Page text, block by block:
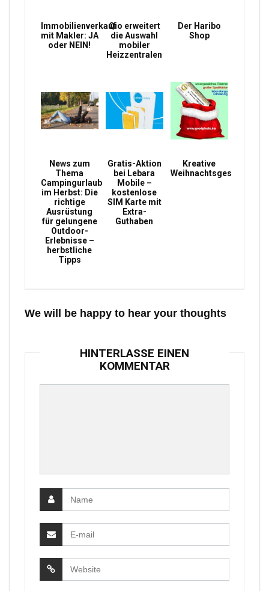
Immobilienverkauf
mit Makler: JA
oder NEIN!
Qio erweitert
die Auswahl
mobiler
Heizzentralen
Der Haribo
Shop
News zum
Thema
Campingurlaub
im Herbst: Die
richtige
Ausrüstung
für gelungene
Outdoor-
Erlebnisse –
herbstliche
Tipps
Gratis-Aktion
bei Lebara
Mobile –
kostenlose
SIM Karte mit
Extra-
Guthaben
Kreative
Weihnachtsgeschenke
We will be happy to hear your thoughts
HINTERLASSE EINEN
KOMMENTAR